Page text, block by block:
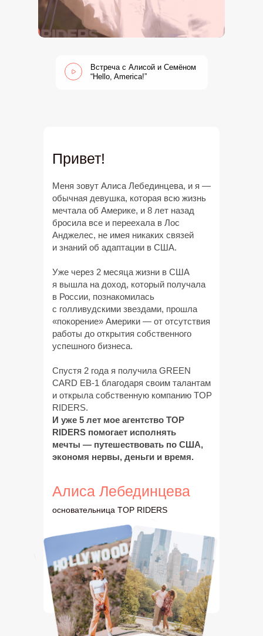
Алиса Лебединцева
Привет!
Меня зовут Алиса Лебединцева, и я —
обычная девушка, которая всю жизнь
мечтала об Америке, и 8 лет назад
бросила все и переехала в Лос
Анджелес, не имея никаких связей
и знаний об адаптации в США.
Уже через 2 месяца жизни в США
я вышла на доход, который получала
в России, познакомилась
с голливудскими звездами, прошла
«покорение» Америки — от отсутствия
работы до открытия собственного
успешного бизнеса.
Спустя 2 года я получила GREEN
CARD EB-1 благодаря своим талантам
и открыла собственную компанию TOP
RIDERS.
И уже 5 лет мое агентство TOP
RIDERS помогает исполнять
мечты — путешествовать по США,
экономя нервы, деньги и время.
основательница TOP RIDERS
Встреча с Алисой и Семёном
“Hello, America!”